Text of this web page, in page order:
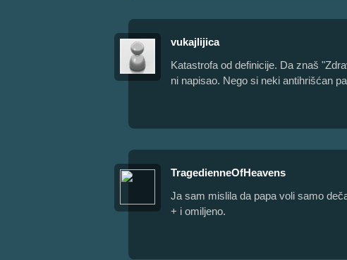
vukajlijica
Katastrofa od definicije. Da znaš
ni napisao. Nego si neki antihrišćan
TragedienneOfHeavens
Ja sam mislila da papa voli samo
+ i omiljeno.